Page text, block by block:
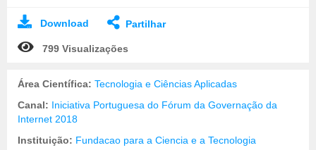
Download Partilhar
799 Visualizações
Área Científica: Tecnologia e Ciências Aplicadas
Canal: Iniciativa Portuguesa do Fórum da Governação da
Internet 2018
Instituição: Fundacao para a Ciencia e a Tecnologia